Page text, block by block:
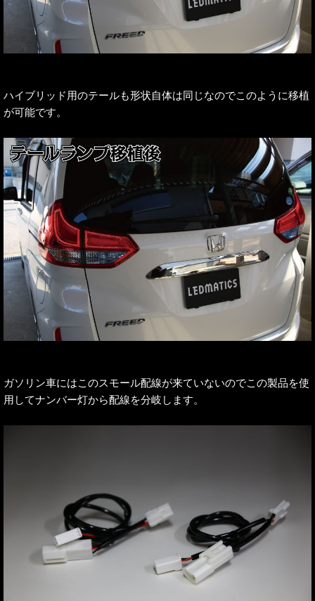
ハイブリッド用のテールも形状自体は同じなのでこのように移植
が可能です。
ガソリン車にはこのスモール配線が来ていないのでこの製品を使
用してナンバー灯から配線を分岐します。